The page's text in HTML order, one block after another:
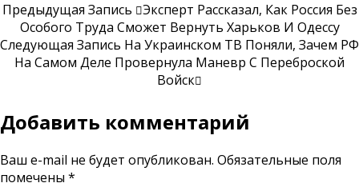
Предыдущая Запись
Эксперт Рассказал, Как Россия Без
Особого Труда Сможет Вернуть Харьков И Одессу
Следующая Запись На Украинском ТВ Поняли, Зачем РФ
На Самом Деле Провернула Маневр С Переброской
Войск
Добавить комментарий
Ваш e-mail не будет опубликован. Обязательные поля
помечены *